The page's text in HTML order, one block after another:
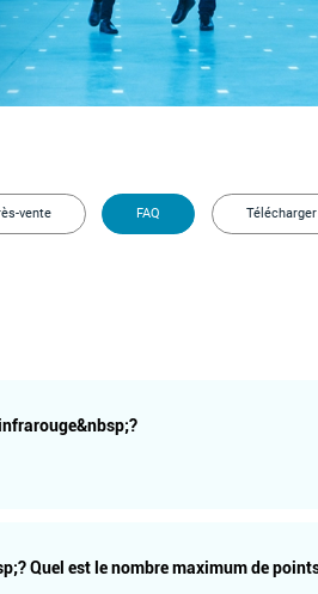
vente FAQ Télécharger
Quel est le nombre maximum de